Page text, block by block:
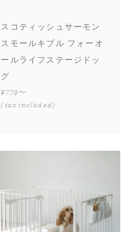
スコティッシュサーモン
スモールキブル フォーオ
ールライフステージドッ
グ
¥770〜
(tax included)